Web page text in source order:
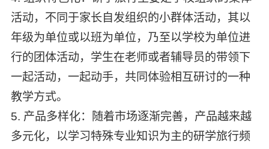
活动，不同于家长自发组织的小群体活动，其以
年级为单位或以班为单位，乃至以学校为单位进
行的团体活动，学生在老师或者辅导员的带领下
一起活动，一起动手，共同体验相互研讨的一种
教学方式。
5. 产品多样化：随着市场逐渐完善，产品越来越
多元化，以学习特殊专业知识为主的研学旅行频